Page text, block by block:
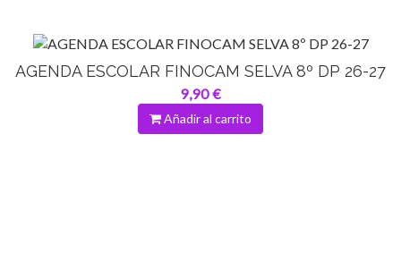
AGENDA ESCOLAR FINOCAM SELVA 8º DP 26-27
9,90 €
Añadir al carrito